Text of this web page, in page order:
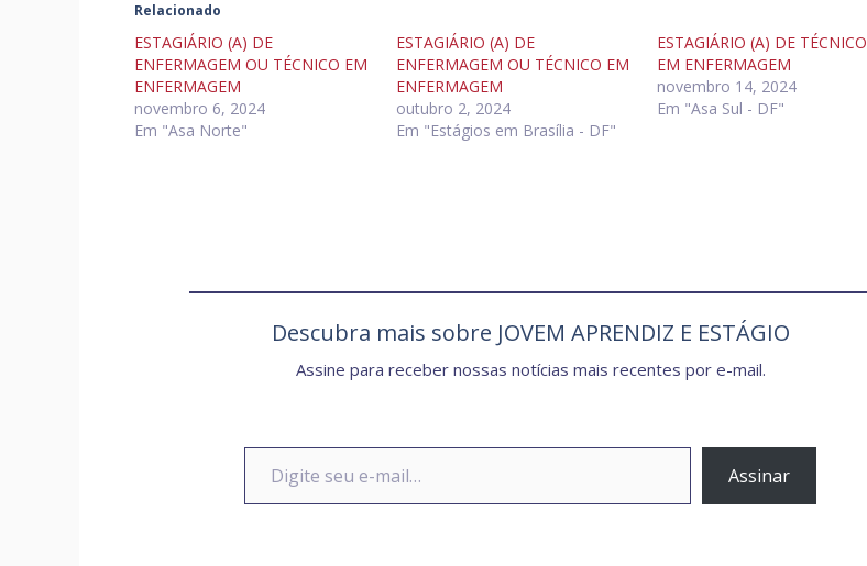
Relacionado
ESTAGIÁRIO (A) DE
ENFERMAGEM OU TÉCNICO EM
ENFERMAGEM
novembro 6, 2024
Em "Asa Norte"
ESTAGIÁRIO (A) DE
ENFERMAGEM OU TÉCNICO EM
ENFERMAGEM
outubro 2, 2024
Em "Estágios em Brasília - DF"
ESTAGIÁRIO (A) DE TÉCNICO
EM ENFERMAGEM
novembro 14, 2024
Em "Asa Sul - DF"
Descubra mais sobre JOVEM APRENDIZ E ESTÁGIO
Assine para receber nossas notícias mais recentes por e-mail.
Digite seu e-mail…
Assinar